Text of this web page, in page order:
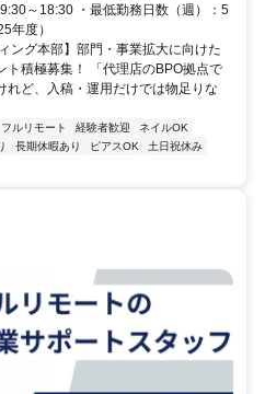
～18:30 ・最低勤務日数（週）：5
年度）
ング本部】部門・事業拡大に向けた
ト積極募集！ 「代理店のBPO拠点で
れど、入稿・運用だけでは物足りな
フルリモート 経験者歓迎
ネイルOK
長期休暇あり ピアスOK
土日祝休み